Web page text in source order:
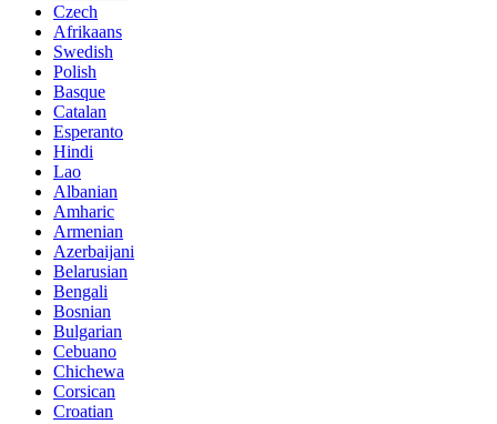
Czech
Afrikaans
Swedish
Polish
Basque
Catalan
Esperanto
Hindi
Lao
Albanian
Amharic
Armenian
Azerbaijani
Belarusian
Bengali
Bosnian
Bulgarian
Cebuano
Chichewa
Corsican
Croatian